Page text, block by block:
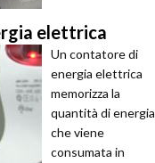
elettrica
Un contatore di
energia elettrica
memorizza la
quantità di energia
che viene
consumata in